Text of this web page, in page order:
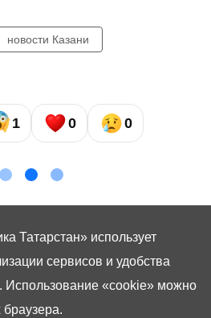
новости Казани
1 0 0
Татарстан» использует
сервисов и удобства
Использование «cookie» можно
браузера.